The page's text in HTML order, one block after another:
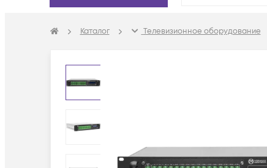
Каталог Телевизионное оборудование